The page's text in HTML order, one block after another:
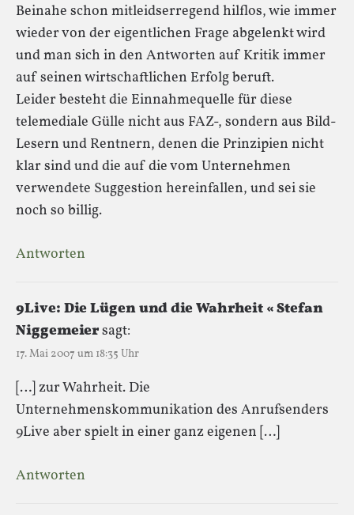
Beinahe schon mitleidserregend hilflos, wie immer
wieder von der eigentlichen Frage abgelenkt wird
und man sich in den Antworten auf Kritik immer
auf seinen wirtschaftlichen Erfolg beruft.
Leider besteht die Einnahmequelle für diese
telemediale Gülle nicht aus FAZ-, sondern aus Bild-
Lesern und Rentnern, denen die Prinzipien nicht
klar sind und die auf die vom Unternehmen
verwendete Suggestion hereinfallen, und sei sie
noch so billig.
Antworten
9Live: Die Lügen und die Wahrheit « Stefan
Niggemeiersagt:
17. Mai 2007 um 18:35 Uhr
[…] zur Wahrheit. Die
Unternehmenskommunikation des Anrufsenders
9Live aber spielt in einer ganz eigenen […]
Antworten